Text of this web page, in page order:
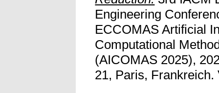
Engineering
ECCOMAS Artificial
Computational
(AICOMAS 2025),
21, Paris, Frankreich.